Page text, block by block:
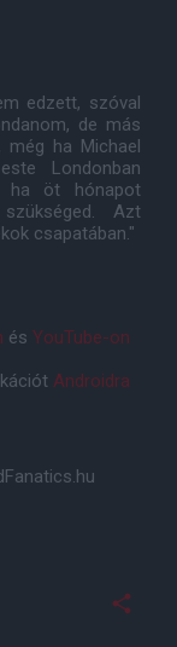
edzett, szóval
de más
még ha Michael
Londonban
ha öt hónapot
Azt
csapatában."
és YouTube-on
Androidra